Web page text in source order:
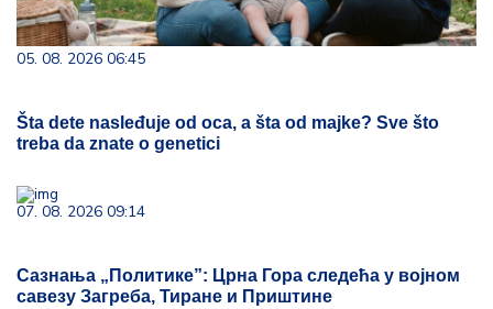
05. 08. 2026 06:45
Šta dete nasleđuje od oca, a šta od majke? Sve što
treba da znate o genetici
07. 08. 2026 09:14
Сазнања „Политике”: Црна Гора следећа у војном
савезу Загреба, Тиране и Приштине